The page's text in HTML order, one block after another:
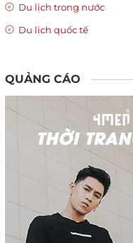
Du lịch trong nước
Du lịch quốc tế
QUẢNG CÁO